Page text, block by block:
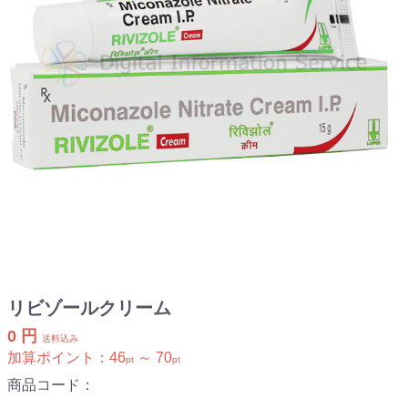
リビゾールクリーム
0 円 送料込み
加算ポイント： 46pt ～ 70pt
商品コード：